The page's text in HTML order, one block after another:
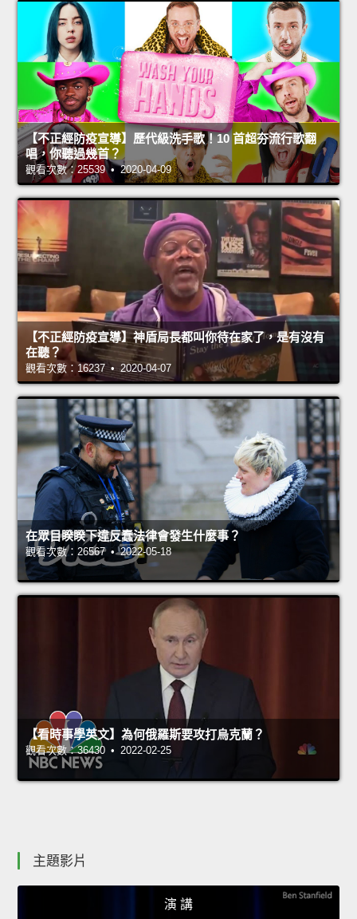
【不正經防疫宣導】歷代級洗手歌！10 首超夯流行歌翻
唱，你聽過幾首？
觀看次數：25539 • 2020-04-09
【不正經防疫宣導】神盾局長都叫你待在家了，是有沒有
在聽？
觀看次數：16237 • 2020-04-07
在眾目睽睽下違反蠢法律會發生什麼事？
觀看次數：26567 • 2022-05-18
【看時事學英文】為何俄羅斯要攻打烏克蘭？
觀看次數：36430 • 2022-02-25
主題影片
演 講